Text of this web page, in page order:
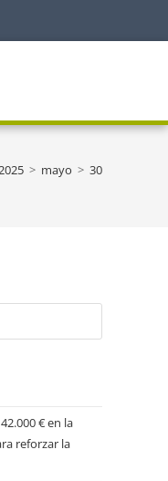
> mayo > 30
€ en la
reforzar la